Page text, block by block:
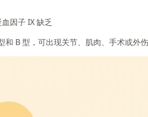
因子 IX 缺乏
B 型，可出现关节、肌肉、手术或外伤